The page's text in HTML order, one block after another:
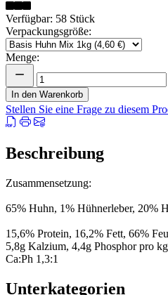
Verfügbar: 58 Stück
Verpackungsgröße:
Menge:
In den Warenkorb
Stellen Sie eine Frage zu diesem
Beschreibung
Zusammensetzung:
65% Huhn, 1% Hühnerleber, 20%
15,6% Protein, 16,2% Fett, 66%
5,8g Kalzium, 4,4g Phosphor pro kg
Ca:Ph 1,3:1
Unterkategorien